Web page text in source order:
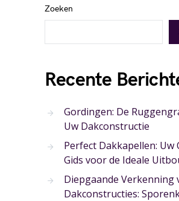
Zoeken
Recente
Gordingen: De
Uw Dakconstructie
Perfect Dakkapellen: Uw
Gids voor de Ideale
Diepgaande Verkenning
Dakconstructies: